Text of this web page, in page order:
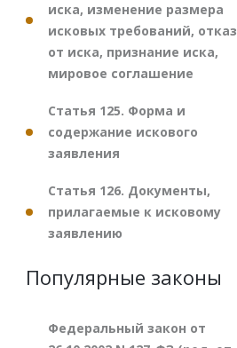
иска, изменение размера
исковых требований, отказ
от иска, признание иска,
мировое соглашение
Статья 125. Форма и
содержание искового
заявления
Статья 126. Документы,
прилагаемые к исковому
заявлению
Популярные законы
Федеральный закон от